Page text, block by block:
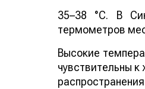
35–38 °C. В
термометров
Высокие
чувствительны